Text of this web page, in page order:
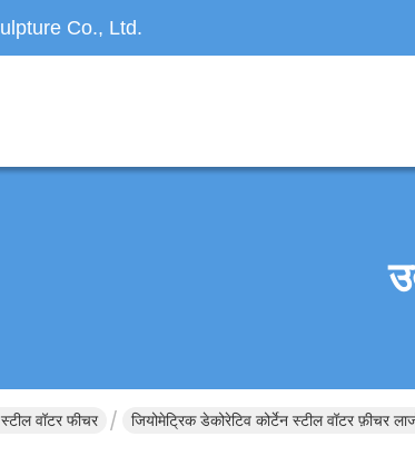
Co., Ltd.
स्टील वॉटर फीचर जियोमेट्रिक डेकोरेटिव कोर्टेन स्टील वॉटर फ़ीचर